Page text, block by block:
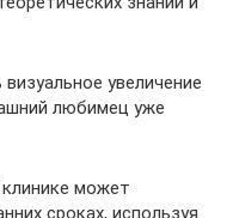
увеличение
любимец уже
может
сроках, используя